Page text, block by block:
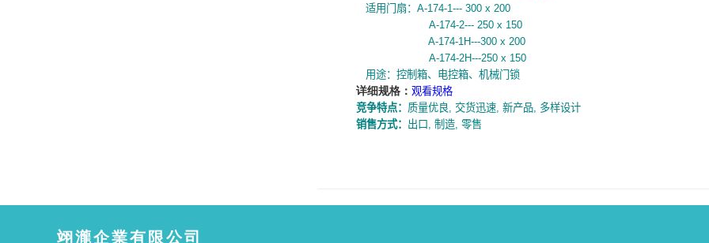
适用门扇： A-174-1--- 300 x 200
A-174-2--- 250 x 150
A-174-1H---300 x 200
A-174-2H---250 x 150
用途：控制箱、电控箱、机械门锁
详细规格： 观看规格
竞争特点： 质量优良, 交货迅速, 新产品, 多样设计
销售方式： 出口 , 制造, 零售
翊瀧企業有限公司